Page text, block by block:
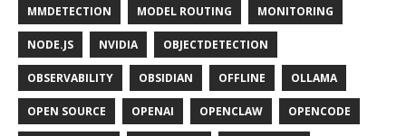
MMDETECTION MODEL ROUTING MONITORING
NODE.JS NVIDIA OBJECTDETECTION
OBSERVABILITY OBSIDIAN OFFLINE OLLAMA
OPEN SOURCE OPENAI OPENCLAW OPENCODE